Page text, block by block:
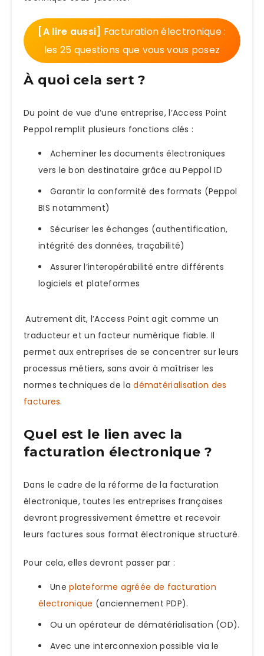
[A lire aussi] Facturation électronique :
les 25 questions que vous vous posez
À quoi cela sert ?
Du point de vue d’une entreprise, l’Access Point
Peppol remplit plusieurs fonctions clés :
Acheminer les documents électroniques
vers le bon destinataire grâce au Peppol ID
Garantir la conformité des formats (Peppol
BIS notamment)
Sécuriser les échanges (authentification,
intégrité des données, traçabilité)
Assurer l’interopérabilité entre différents
logiciels et plateformes
Autrement dit, l’Access Point agit comme un
traducteur et un facteur numérique fiable. Il
permet aux entreprises de se concentrer sur leurs
processus métiers, sans avoir à maîtriser les
normes techniques de ladématérialisation des
factures.
Quel est le lien avec la
facturation électronique ?
Dans le cadre de la réforme de la facturation
électronique, toutes les entreprises françaises
devront progressivement émettre et recevoir
leurs factures sous format électronique structuré.
Pour cela, elles devront passer par :
Uneplateforme agréée de facturation
électronique (anciennement PDP).
Ou un opérateur de dématérialisation (OD).
Avec une interconnexion possible via le